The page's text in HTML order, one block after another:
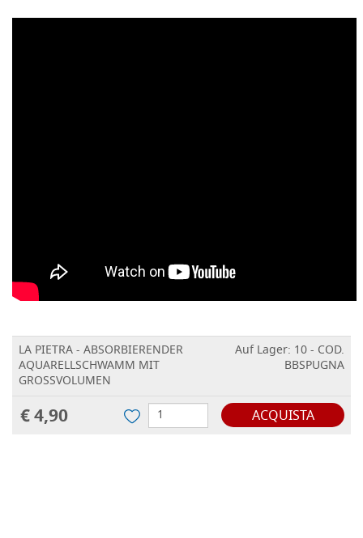
LA PIETRA - ABSORBIERENDER
AQUARELLSCHWAMM MIT
GROSSVOLUMEN
Auf Lager: 10 - COD.
BBSPUGNA
€ 4,90 ACQUISTA